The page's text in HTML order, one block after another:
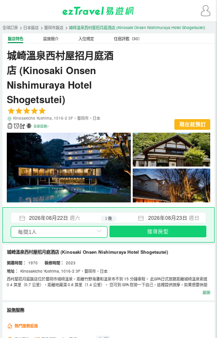
全球訂房 > 日本飯店 > 豐岡市飯店 > 城崎溫泉西村屋招月庭酒店(Kinosaki Onsen Nishimuraya Hotel Shogetsutei)
飯店特色 設施簡介 入住規定 住宿評鑑（30）
城崎溫泉西村屋招月庭酒
店 (Kinosaki Onsen
Nishimuraya Hotel
Shogetsutei)
Kinosakicho Yushima, 1016-2 3F，豐岡市，日本
全部設施> 現在就預訂
2026年08月22日 週六 2026年08月23日 週日
1 晚
搜尋房型
城崎溫泉西村屋招月庭酒店(Kinosaki Onsen Nishimuraya Hotel Shogetsutei)
開幕時間： 1970 裝修時間： 2023
地址：
Kinosakicho Yushima, 1016-2 3F，豐岡市，日本
西村屋招月庭飯店位於豐岡市城崎溫泉，距離竹野海灘和溫泉寺不到 15 分鐘車程。 此SPA日式旅館距離城崎溫泉索道
0.4 英里（0.7 公里），距離地藏湯 0.8 英里（1.4 公里）。 您可到 SPA 慰勞一下自己，這裡提供按摩。如果想要休閒
地度假，可好好利用溫泉、夜總會和卡拉 OK。此日式旅館的其他特色包括免費 WiFi和禮品店/報攤。 您可以到餐廳享用
一頓美餐，也可以待在房間里，享受日式旅館的部分時段客房送餐服務。歡迎光臨池畔酒吧，喝一杯，放鬆一下；此外
家日式旅館擁有 330 平方公尺（3552 平方英尺）的空間，包括會議場地和3 間會議室。飯店免費提供火車站接車服
務，此外還提供免費代客停車。 有 98 間空調客房提供冰箱和液晶電視；您定能在旅途中找到家的舒適。提供免費無線
和免費報紙，以及帶有免費市內通話的電話。
展開
設施服務
熱門服務設施